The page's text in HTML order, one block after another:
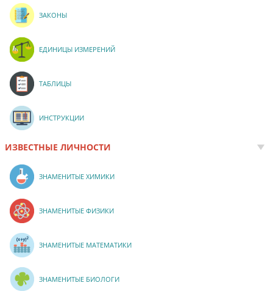
ЗАКОНЫ
ЕДИНИЦЫ ИЗМЕРЕНИЙ
ТАБЛИЦЫ
ИНСТРУКЦИИ
ИЗВЕСТНЫЕ ЛИЧНОСТИ
ЗНАМЕНИТЫЕ ХИМИКИ
ЗНАМЕНИТЫЕ ФИЗИКИ
ЗНАМЕНИТЫЕ МАТЕМАТИКИ
ЗНАМЕНИТЫЕ БИОЛОГИ